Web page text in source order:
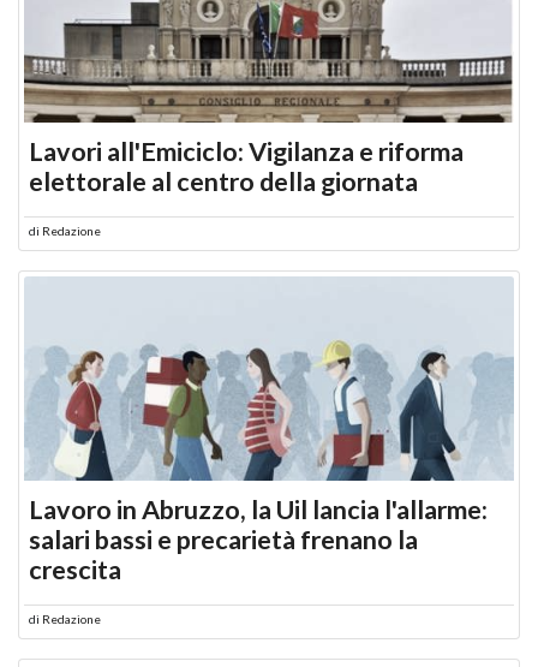
Lavori all'Emiciclo: Vigilanza e riforma
elettorale al centro della giornata
di Redazione
Lavoro in Abruzzo, la Uil lancia l'allarme:
salari bassi e precarietà frenano la
crescita
di Redazione